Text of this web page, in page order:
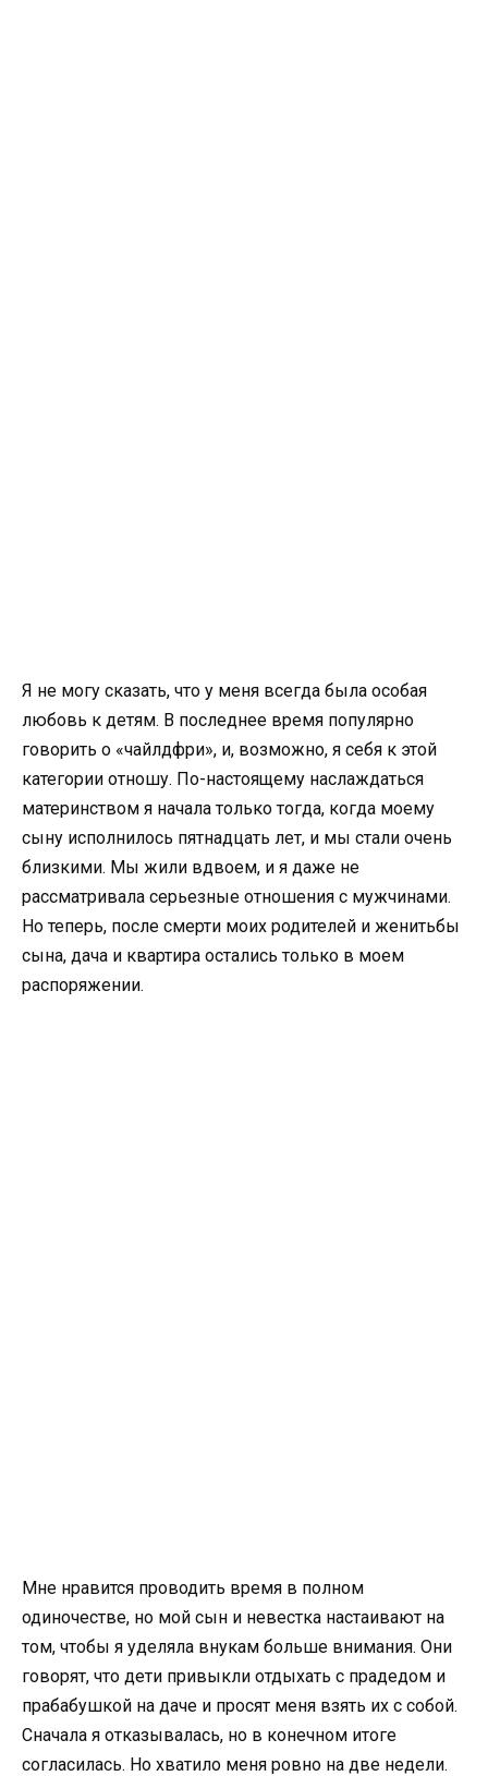
Я не могу сказать, что у меня всегда была особая
любовь к детям. В последнее время популярно
говорить о «чайлдфри», и, возможно, я себя к этой
категории отношу. По-настоящему наслаждаться
материнством я начала только тогда, когда моему
сыну исполнилось пятнадцать лет, и мы стали очень
близкими. Мы жили вдвоем, и я даже не
рассматривала серьезные отношения с мужчинами.
Но теперь, после смерти моих родителей и женитьбы
сына, дача и квартира остались только в моем
распоряжении.
Мне нравится проводить время в полном
одиночестве, но мой сын и невестка настаивают на
том, чтобы я уделяла внукам больше внимания. Они
говорят, что дети привыкли отдыхать с прадедом и
прабабушкой на даче и просят меня взять их с собой.
Сначала я отказывалась, но в конечном итоге
согласилась. Но хватило меня ровно на две недели.